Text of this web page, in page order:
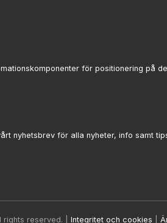
för positionering på
nyhetsbrev för alla nyheter, info samt
reserved. | Integritet och cookies